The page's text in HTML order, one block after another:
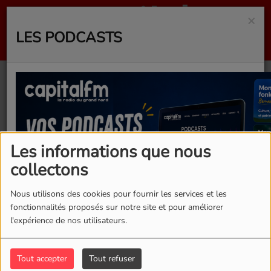
Les informations que nous
collectons
Nous utilisons des cookies pour fournir les services et les
fonctionnalités proposés sur notre site et pour améliorer
l'expérience de nos utilisateurs.
Tout accepter Tout refuser
Léa Churros - Spicy
×
LES PODCASTS